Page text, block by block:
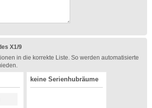
X1/9
in die korrekte Liste. So werden automatisierte
keine Serienhubräume